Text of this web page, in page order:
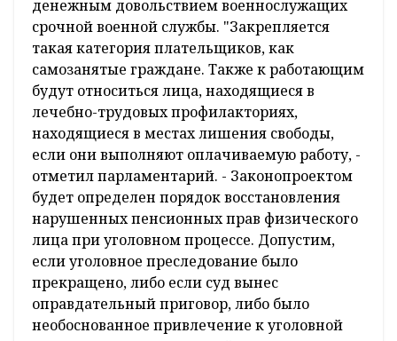
денежным довольствием военнослужащих
срочной военной службы. "Закрепляется
такая категория плательщиков, как
самозанятые граждане. Также к работающим
будут относиться лица, находящиеся в
лечебно-трудовых профилакториях,
находящиеся в местах лишения свободы,
если они выполняют оплачиваемую работу, -
отметил парламентарий. - Законопроектом
будет определен порядок восстановления
нарушенных пенсионных прав физического
лица при уголовном процессе. Допустим,
если уголовное преследование было
прекращено, либо если суд вынес
оправдательный приговор, либо было
необоснованное привлечение к уголовной